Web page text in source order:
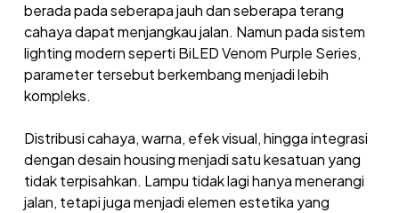
berada pada seberapa jauh dan seberapa terang
cahaya dapat menjangkau jalan. Namun pada sistem
lighting modern seperti BiLED Venom Purple Series,
parameter tersebut berkembang menjadi lebih
kompleks.
Distribusi cahaya, warna, efek visual, hingga integrasi
dengan desain housing menjadi satu kesatuan yang
tidak terpisahkan. Lampu tidak lagi hanya menerangi
jalan, tetapi juga menjadi elemen estetika yang